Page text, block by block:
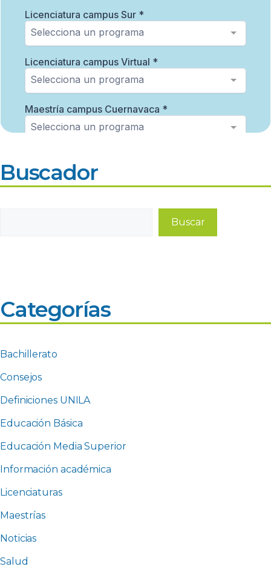
Buscador
Buscar
Categorías
Bachillerato
Consejos
Definiciones UNILA
Educación Básica
Educación Media Superior
Información académica
Licenciaturas
Maestrías
Noticias
Salud